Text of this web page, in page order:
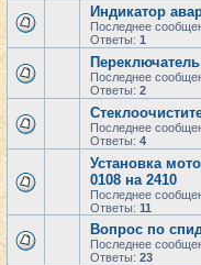
Индикатор
Последнее
Ответы: 1
Последнее
Ответы: 2
Последнее
Ответы: 4
Установка
0108 на 2410
Последнее
Ответы: 11
Вопрос по
Последнее
Ответы: 23